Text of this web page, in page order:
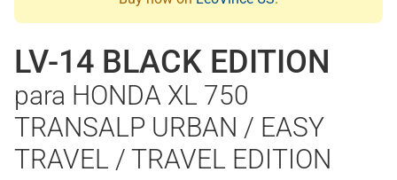
LV-14 BLACK EDITION
para HONDA XL 750
TRANSALP URBAN / EASY
TRAVEL / TRAVEL EDITION